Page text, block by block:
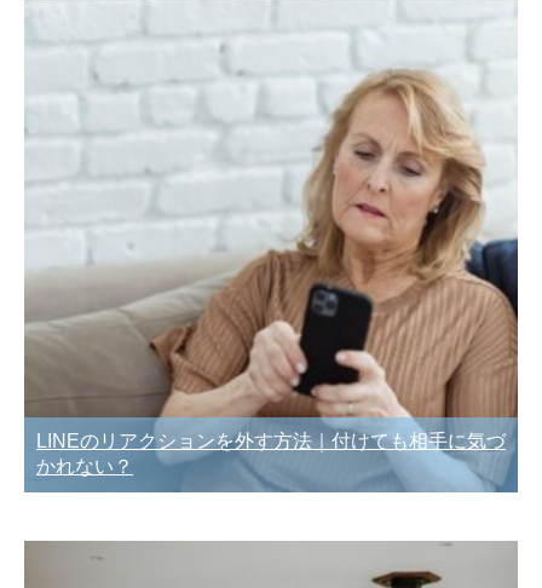
LINEのリアクションを外す方法｜付けても相手に気づ
かれない？